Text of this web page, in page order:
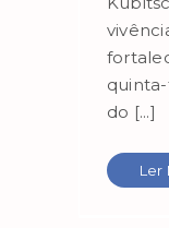
do [...]
Ler